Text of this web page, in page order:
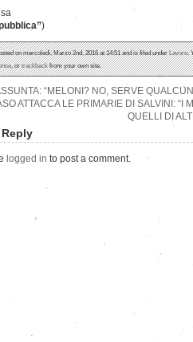
)
on mercoledì, Marzo 2nd, 2016 at 14:51 and is filed underLavoro.
, ortrackbackfrom your own site.
“MELONI? NO, SERVE
ATTACCA LE PRIMARIE DI SALVINI: “I
QUELLI DI
logged in to post a comment.